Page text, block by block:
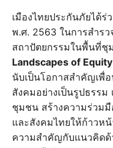
เมืองไทยประกันภัยได้
พ.ศ. 2563 ในการสำร
สถาปัตยกรรมในพื้นที่ชุ
Landscapes of
นับเป็นโอกาสสำคัญเพื่
สังคมอย่างเป็นรูปธรร
ชุมชน สร้างความร่วม
และสังคมไทยให้ก้าวห
ความสำคัญกับแนวคิดด้